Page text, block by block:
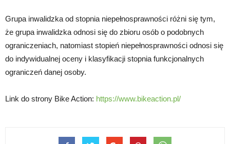
Grupa inwalidzka od stopnia niepełnosprawności różni się tym,
że grupa inwalidzka odnosi się do zbioru osób o podobnych
ograniczeniach, natomiast stopień niepełnosprawności odnosi się
do indywidualnej oceny i klasyfikacji stopnia funkcjonalnych
ograniczeń danej osoby.
Link do strony Bike Action: https://www.bikeaction.pl/